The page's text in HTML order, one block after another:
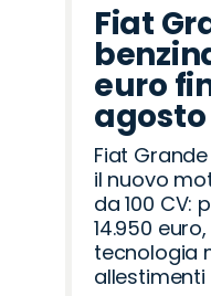
Fiat
euro
agosto
Fiat
il nuovo
da 100 CV:
14.950
tecnologia
allestimenti